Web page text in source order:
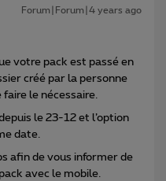
Forum|Forum|4 years ago
votre pack est passé en
créé par la personne
faire le nécessaire.
le 23-12 et l’option
date.
afin de vous informer de
avec le mobile.